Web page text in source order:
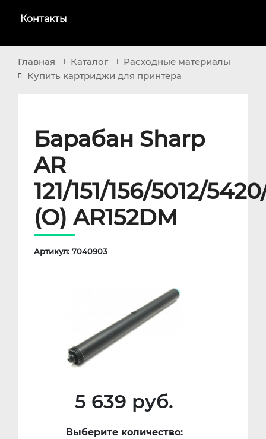
Контакты
Главная Каталог
Расходные материалы
Купить картриджи для принтера
Барабан Sharp
AR
121/151/156/5012/
(O) AR152DM
Артикул: 7040903
5 639 руб.
Выберите количество: